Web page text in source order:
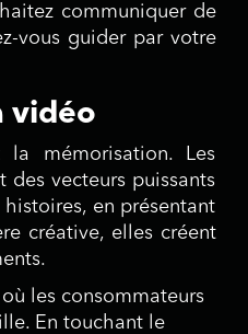
communiquer de
vous guider par votre
vidéo
mémorisation. Les
des vecteurs puissants
en présentant
créative, elles créent
les consommateurs
En touchant le